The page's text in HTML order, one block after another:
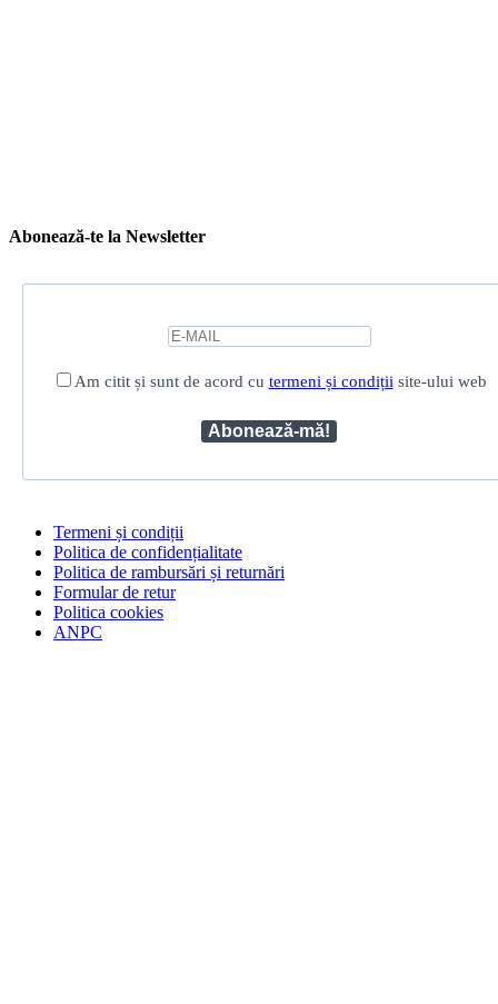
Abonează-te la Newsletter
Am citit și sunt de acord cu termeni și condiții site-ului web
Termeni și condiții
Politica de confidențialitate
Politica de rambursări și returnări
Formular de retur
Politica cookies
ANPC